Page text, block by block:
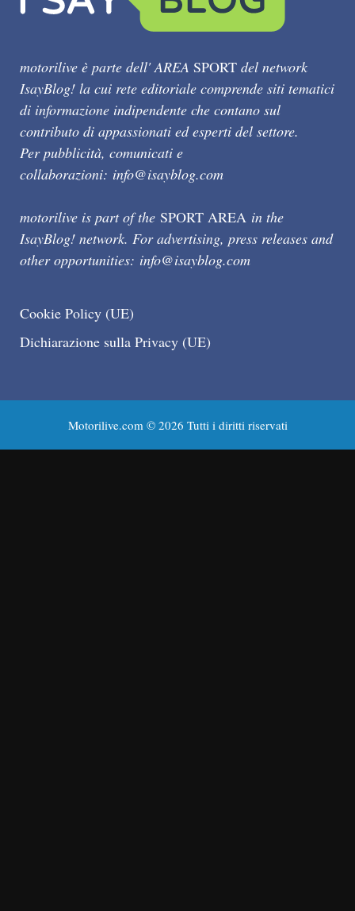
motorilive è parte dell' AREA SPORT del network
IsayBlog! la cui rete editoriale comprende siti tematici
di informazione indipendente che contano sul
contributo di appassionati ed esperti del settore.
Per pubblicità, comunicati e
collaborazioni: info@isayblog.com
motorilive is part of the SPORT AREA in the
IsayBlog! network. For advertising, press releases and
other opportunities: info@isayblog.com
Cookie Policy (UE)
Dichiarazione sulla Privacy (UE)
Motorilive.com © 2026 Tutti i diritti riservati